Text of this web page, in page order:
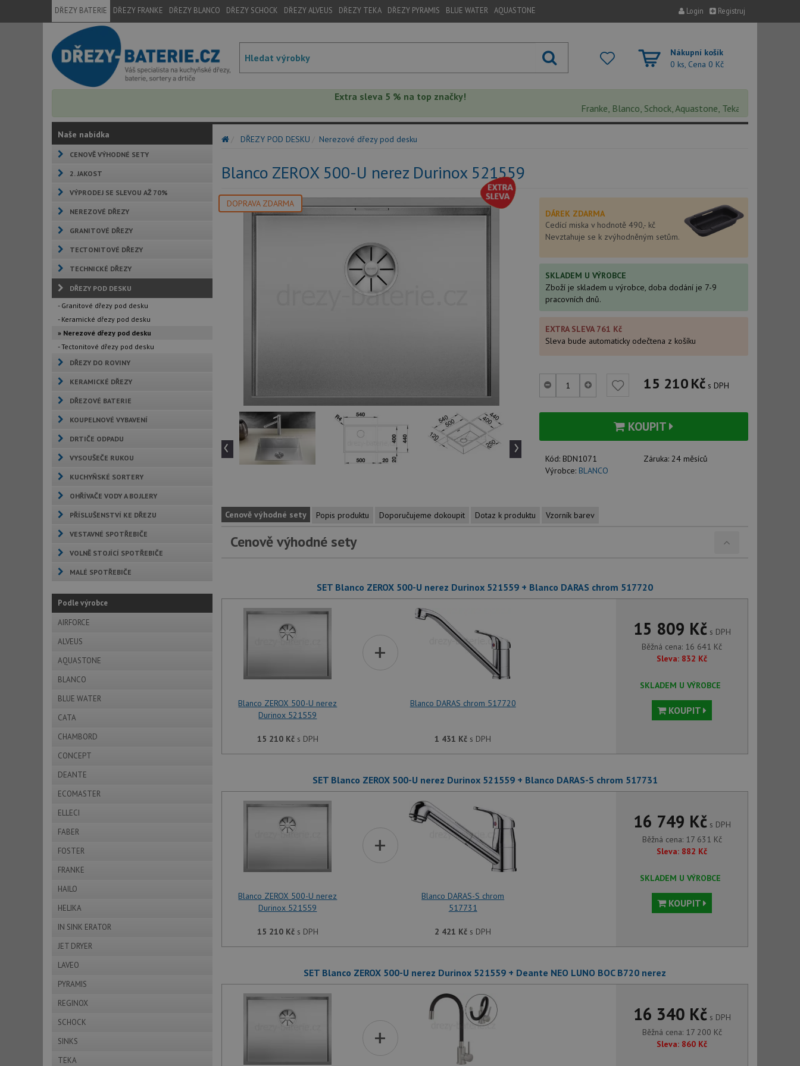
DŘEZY BATERIE DŘEZY FRANKE DŘEZY BLANCO DŘEZY SCHOCK DŘEZY ALVEUS DŘEZY TEKA DŘEZY PYRAMIS BLUE WATER AQUASTONE Login Registruj
Nákupní košík
0 ks, Cena 0 Kč
Extra sleva 5 % na top značky!
Franke, Blanco, Schock, Aquastone, Teka, Helika, Deante,
Naše nabídka
CENOVĚ VÝHODNÉ SETY
2. JAKOST
VÝPRODEJ SE SLEVOU AŽ 70%
NEREZOVÉ DŘEZY
GRANITOVÉ DŘEZY
TECTONITOVÉ DŘEZY
TECHNICKÉ DŘEZY
DŘEZY POD DESKU
- Granitové dřezy pod desku
- Keramické dřezy pod desku
» Nerezové dřezy pod desku
- Tectonitové dřezy pod desku
DŘEZY DO ROVINY
KERAMICKÉ DŘEZY
DŘEZOVÉ BATERIE
KOUPELNOVÉ VYBAVENÍ
DRTIČE ODPADU
VYSOUŠEČE RUKOU
KUCHYŇSKÉ SORTERY
OHŘÍVAČE VODY A BOJLERY
PŘÍSLUŠENSTVÍ KE DŘEZU
VESTAVNÉ SPOTŘEBIČE
VOLNĚ STOJÍCÍ SPOTŘEBIČE
MALÉ SPOTŘEBIČE
Podle výrobce
AIRFORCE
ALVEUS
AQUASTONE
BLANCO
BLUE WATER
CATA
CHAMBORD
CONCEPT
DEANTE
ECOMASTER
ELLECI
FABER
FOSTER
FRANKE
HAILO
HELIKA
IN SINK ERATOR
JET DRYER
LAVEO
PYRAMIS
REGINOX
SCHOCK
SINKS
TEKA
DŘEZY POD DESKU Nerezové dřezy pod desku
Blanco ZEROX 500-U nerez Durinox 521559
DOPRAVA ZDARMA
‹ ›
DÁREK ZDARMA
Cedící miska v hodnotě 490,- kč
Nevztahuje se k zvýhodněným setům.
SKLADEM U VÝROBCE
Zboží je skladem u výrobce, doba dodání je 7-9
pracovních dnů.
EXTRA SLEVA 761 Kč
Sleva bude automaticky odečtena z košíku
15 210Kč s DPH
KOUPIT
Kód: BDN1071 Záruka:24 měsíců
Výrobce: BLANCO
Cenově výhodné sety Popis produktu Doporučujeme dokoupit Dotaz k produktu Vzorník barev
Cenově výhodné sety
SET Blanco ZEROX 500-U nerez Durinox 521559 + Blanco DARAS chrom 517720
Blanco ZEROX 500-U nerez
Durinox 521559
15 210 Kčs DPH
+
Blanco DARAS chrom 517720
1 431 Kč s DPH
15 809 Kčs DPH
Běžná cena: 16 641 Kč
Sleva: 832 Kč
SKLADEM U VÝROBCE
KOUPIT
SET Blanco ZEROX 500-U nerez Durinox 521559 + Blanco DARAS-S chrom 517731
Blanco ZEROX 500-U nerez
Durinox 521559
15 210 Kčs DPH
+
Blanco DARAS-S chrom
517731
2 421 Kč s DPH
16 749 Kčs DPH
Běžná cena: 17 631 Kč
Sleva: 882 Kč
SKLADEM U VÝROBCE
KOUPIT
SET Blanco ZEROX 500-U nerez Durinox 521559 + Deante NEO LUNO BOC B720 nerez
+
16 340 Kčs DPH
Běžná cena: 17 200 Kč
Sleva: 860 Kč